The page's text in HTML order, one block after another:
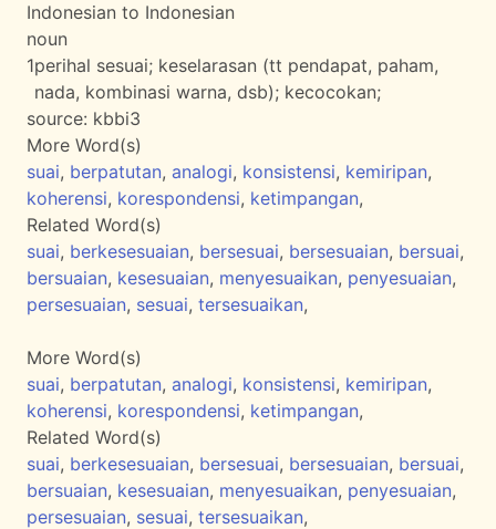
Indonesian to Indonesian
noun
1perihal sesuai; keselarasan (tt pendapat, paham,
nada, kombinasi warna, dsb); kecocokan;
source: kbbi3
More Word(s)
suai, berpatutan, analogi, konsistensi, kemiripan,
koherensi, korespondensi, ketimpangan,
Related Word(s)
suai, berkesesuaian, bersesuai, bersesuaian, bersuai,
bersuaian, kesesuaian, menyesuaikan, penyesuaian,
persesuaian, sesuai, tersesuaikan,
More Word(s)
suai, berpatutan, analogi, konsistensi, kemiripan,
koherensi, korespondensi, ketimpangan,
Related Word(s)
suai, berkesesuaian, bersesuai, bersesuaian, bersuai,
bersuaian, kesesuaian, menyesuaikan, penyesuaian,
persesuaian, sesuai, tersesuaikan,